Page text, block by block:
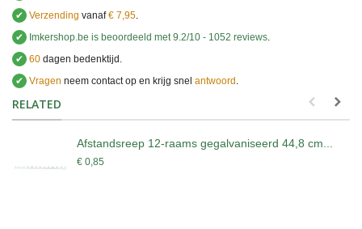
✔ Verzending vanaf€ 7,95
✔
Imkershop.be is beoordeeld met 9.2/10 - 1052 reviews
✔ 60 dagen bedenktijd.
✔ Vragen neem contact op en krijg snel antwoord
RELATED
Afstandsreep 12-raams gegalvaniseerd 44,8 cm...
€ 0,85